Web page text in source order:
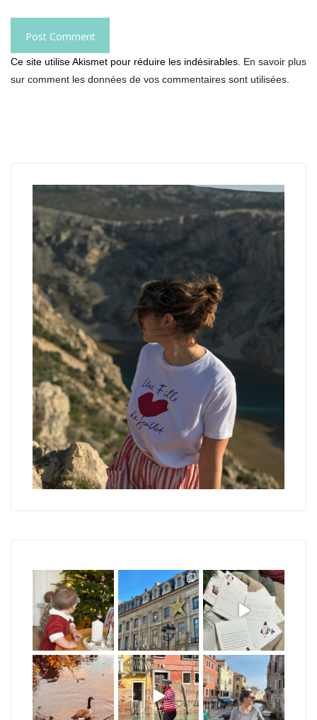
Ce site utilise Akismet pour réduire les indésirables. En savoir plus
sur comment les données de vos commentaires sont utilisées